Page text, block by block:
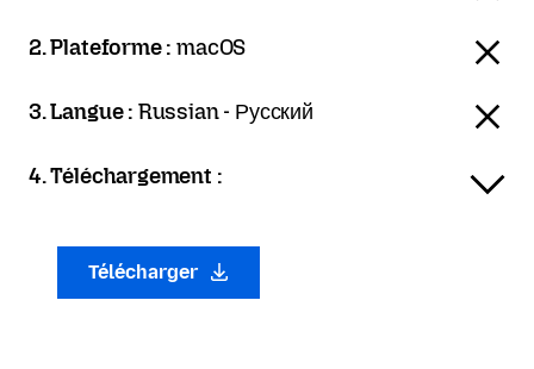
2. Plateforme :macOS
3. Langue : Russian - Русский
4. Téléchargement :
Télécharger